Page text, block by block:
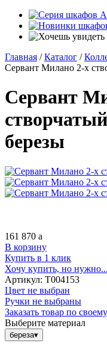
Главная / Каталог /
Сервант Милано 2-х
Сервант
березы
161 870 a
В корзину
Купить в 1 клик
Хочу купить, но нужно...
Артикул: Т004153
Цвет не выбран
Ручки не выбраны
Заказать товар по
Выберите материал
береза▾